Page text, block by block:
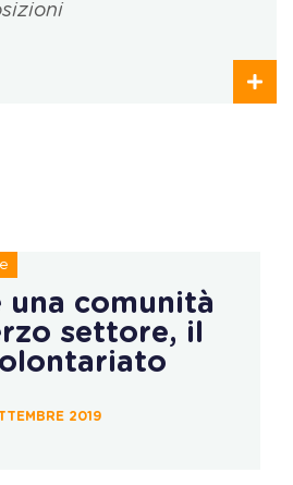
una comunità
settore, il
2019